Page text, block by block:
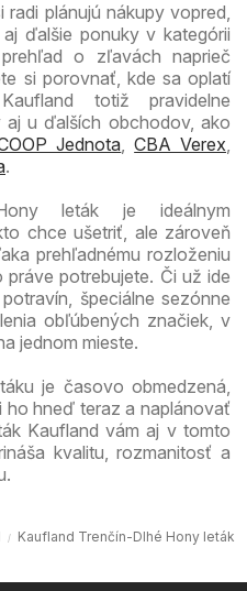
plánujú nákupy vopred,
ďalšie ponuky v kategórii
o zľavách naprieč
si porovnať, kde sa oplatí
totiž pravidelne
aj u ďalších obchodov, ako
Jednota,CBA Verex,
.
leták je ideálnym
chce ušetriť, ale zároveň
prehľadnému rozloženiu
potrebujete. Či už ide
špeciálne sezónne
obľúbených značiek, v
jednom mieste.
je časovo obmedzená,
hneď teraz a naplánovať
Kaufland vám aj v tomto
kvalitu, rozmanitosť a
Kaufland Trenčín-Dlhé Hony leták